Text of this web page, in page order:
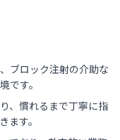
ブロック注射の介助な
です。
、慣れるまで丁寧に指
ます。